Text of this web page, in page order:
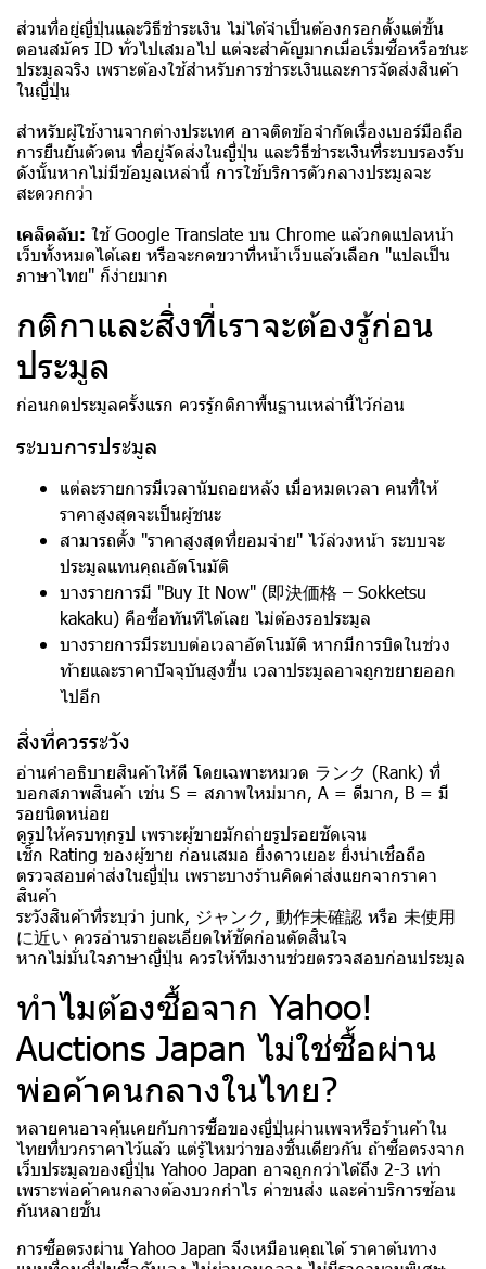
ส่วนที่อยู่ญี่ปุ่นและวิธีชำระเงิน ไม่ได้จำเป็นต้องกรอกตั้งแต่ขั้น
ตอนสมัคร ID ทั่วไปเสมอไป แต่จะสำคัญมากเมื่อเริ่มซื้อหรือชนะ
ประมูลจริง เพราะต้องใช้สำหรับการชำระเงินและการจัดส่งสินค้า
ในญี่ปุ่น
สำหรับผู้ใช้งานจากต่างประเทศ อาจติดข้อจำกัดเรื่องเบอร์มือถือ
การยืนยันตัวตน ที่อยู่จัดส่งในญี่ปุ่น และวิธีชำระเงินที่ระบบรองรับ
ดังนั้นหากไม่มีข้อมูลเหล่านี้ การใช้บริการตัวกลางประมูลจะ
สะดวกกว่า
เคล็ดลับ: ใช้ Google Translate บน Chrome แล้วกดแปลหน้า
เว็บทั้งหมดได้เลย หรือจะกดขวาที่หน้าเว็บแล้วเลือก "แปลเป็น
ภาษาไทย" ก็ง่ายมาก
กติกาและสิ่งที่เราจะต้องรู้ก่อน
ประมูล
ก่อนกดประมูลครั้งแรก ควรรู้กติกาพื้นฐานเหล่านี้ไว้ก่อน
ระบบการประมูล
แต่ละรายการมีเวลานับถอยหลัง เมื่อหมดเวลา คนที่ให้
ราคาสูงสุดจะเป็นผู้ชนะ
สามารถตั้ง "ราคาสูงสุดที่ยอมจ่าย" ไว้ล่วงหน้า ระบบจะ
ประมูลแทนคุณอัตโนมัติ
บางรายการมี "Buy It Now" (即決価格 – Sokketsu
kakaku) คือซื้อทันทีได้เลย ไม่ต้องรอประมูล
บางรายการมีระบบต่อเวลาอัตโนมัติ หากมีการบิดในช่วง
ท้ายและราคาปัจจุบันสูงขึ้น เวลาประมูลอาจถูกขยายออก
ไปอีก
สิ่งที่ควรระวัง
อ่านคำอธิบายสินค้าให้ดี โดยเฉพาะหมวด ランク (Rank) ที่
บอกสภาพสินค้า เช่น S = สภาพใหม่มาก, A = ดีมาก, B = มี
รอยนิดหน่อย
ดูรูปให้ครบทุกรูป เพราะผู้ขายมักถ่ายรูปรอยชัดเจน
เช็ก Rating ของผู้ขาย ก่อนเสมอ ยิ่งดาวเยอะ ยิ่งน่าเชื่อถือ
ตรวจสอบค่าส่งในญี่ปุ่น เพราะบางร้านคิดค่าส่งแยกจากราคา
สินค้า
ระวังสินค้าที่ระบุว่า junk, ジャンク, 動作未確認 หรือ 未使用
に近い ควรอ่านรายละเอียดให้ชัดก่อนตัดสินใจ
หากไม่มั่นใจภาษาญี่ปุ่น ควรให้ทีมงานช่วยตรวจสอบก่อนประมูล
ทำไมต้องซื้อจาก Yahoo!
Auctions Japan ไม่ใช่ซื้อผ่าน
พ่อค้าคนกลางในไทย?
หลายคนอาจคุ้นเคยกับการซื้อของญี่ปุ่นผ่านเพจหรือร้านค้าใน
ไทยที่บวกราคาไว้แล้ว แต่รู้ไหมว่าของชิ้นเดียวกัน ถ้าซื้อตรงจาก
เว็บประมูลของญี่ปุ่น Yahoo Japan อาจถูกกว่าได้ถึง 2-3 เท่า
เพราะพ่อค้าคนกลางต้องบวกกำไร ค่าขนส่ง และค่าบริการซ้อน
กันหลายชั้น
การซื้อตรงผ่าน Yahoo Japan จึงเหมือนคุณได้ ราคาต้นทาง